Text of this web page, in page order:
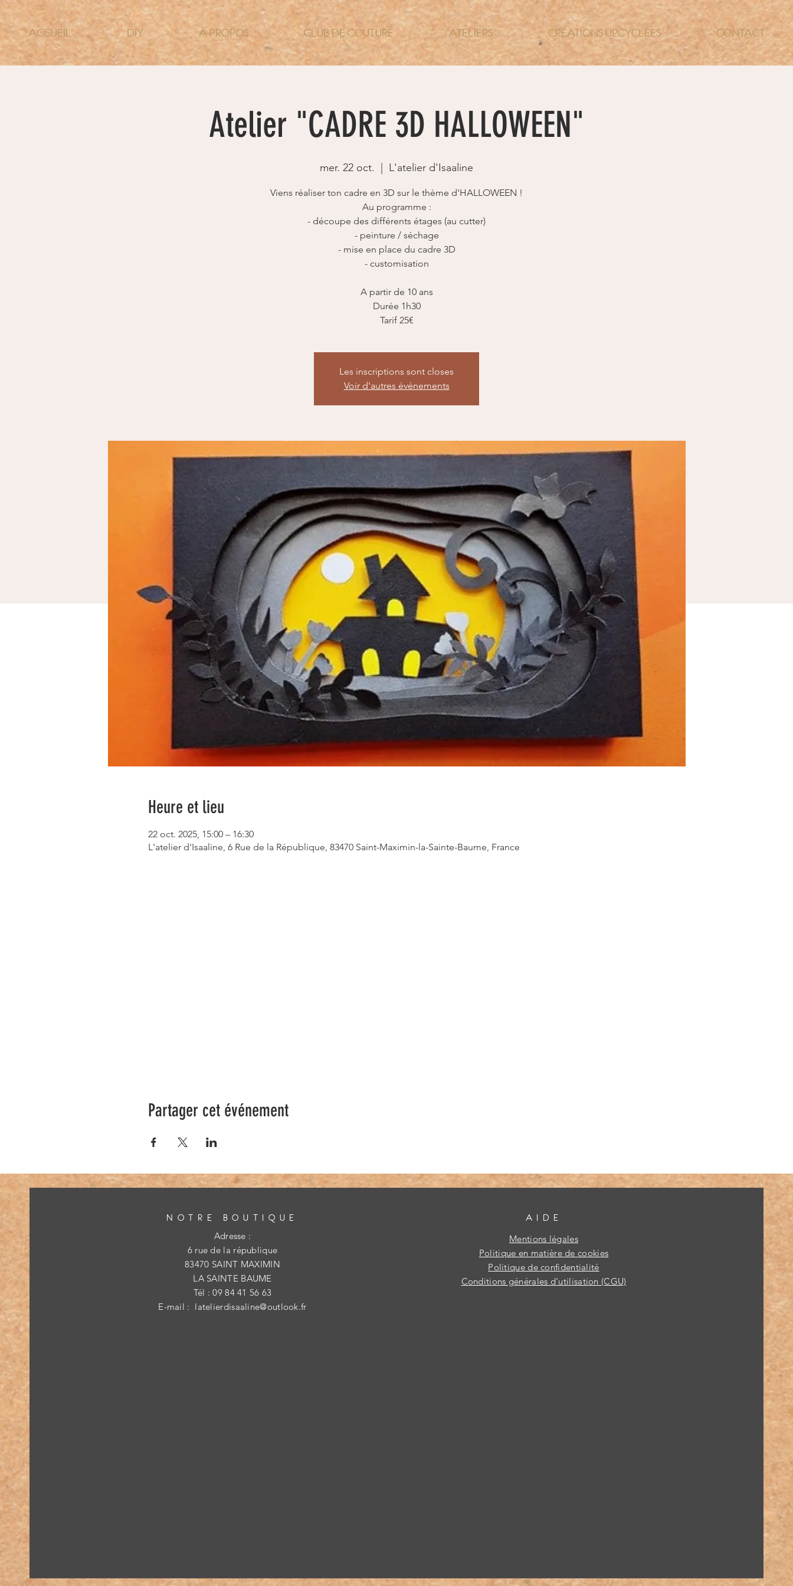
ACCUEIL DIY À PROPOS CLUB DE COUTURE ATELIERS CRÉATIONS UPCYCLÉES CONTACT
Atelier "CADRE 3D HALLOWEEN"
mer. 22 oct. L'atelier d'Isaaline
Viens réaliser ton cadre en 3D sur le thème d'HALLOWEEN !
Au programme :
- découpe des différents étages (au cutter)
- peinture / séchage
- mise en place du cadre 3D
- customisation
A partir de 10 ans
Durée 1h30
Tarif 25€
Les inscriptions sont closes
Voir d'autres événements
Heure et lieu
22 oct. 2025, 15:00 – 16:30
L'atelier d'Isaaline, 6 Rue de la République, 83470 Saint-Maximin-la-Sainte-Baume, France
Partager cet événement
NOTRE BOUTIQUE
Adresse :
6 rue de la république
83470 SAINT MAXIMIN
LA SAINTE BAUME
Tél : 09 84 41 56 63
E-mail : latelierdisaaline@outlook.fr
AIDE
Mentions légales
Politique en matière de cookies
Politique de confidentialité
Conditions générales d’utilisation (CGU)